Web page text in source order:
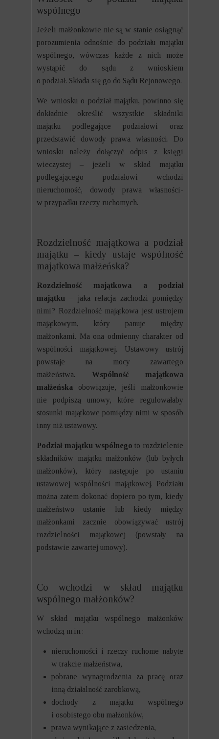
wspólnego
Jeżeli małżonkowie nie są w stanie osiągnąć
porozumienia odnośnie do podziału majątku
wspólnego, wówczas każde z nich może
wystąpić do sądu z wnioskiem
o podział. Składa się go do Sądu Rejonowego.
We wniosku o podział majątku, powinno się
dokładnie określić wszystkie składniki
majątku podlegające podziałowi oraz
przedstawić dowody prawa własności. Do
wniosku należy dołączyć odpis z księgi
wieczystej – jeżeli w skład majątku
podlegającego podziałowi wchodzi
nieruchomość, dowody prawa własności-
w przypadku rzeczy ruchomych.
Rozdzielność majątkowa a podział
majątku – kiedy ustaje wspólność
majątkowa małżeńska?
Rozdzielność majątkowa a podział
majątku – jaka relacja zachodzi pomiędzy
nimi? Rozdzielność majątkowa jest ustrojem
majątkowym, który panuje między
małżonkami. Ma ona odmienny charakter od
wspólności majątkowej. Ustawowy ustrój
powstaje na mocy zawartego
małżeństwa. Wspólność majątkowa
małżeńska obowiązuje, jeśli małżonkowie
nie podpiszą umowy, które regulowałaby
stosunki majątkowe pomiędzy nimi w sposób
inny niż ustawowy.
Podział majątku wspólnegoto rozdzielenie
składników majątku małżonków (lub byłych
małżonków), który następuje po ustaniu
ustawowej wspólności majątkowej. Podziału
można zatem dokonać dopiero po tym, kiedy
małżeństwo ustanie lub kiedy między
małżonkami zacznie obowiązywać ustrój
rozdzielności majątkowej (powstały na
podstawie zawartej umowy).
Co wchodzi w skład majątku
wspólnego małżonków?
W skład majątku wspólnego małżonków
wchodzą m.in.:
nieruchomości i rzeczy ruchome nabyte
w trakcie małżeństwa,
pobrane wynagrodzenia za pracę oraz
inną działalność zarobkową,
dochody z majątku wspólnego
i osobistego obu małżonków,
prawa wynikające z zasiedzenia,